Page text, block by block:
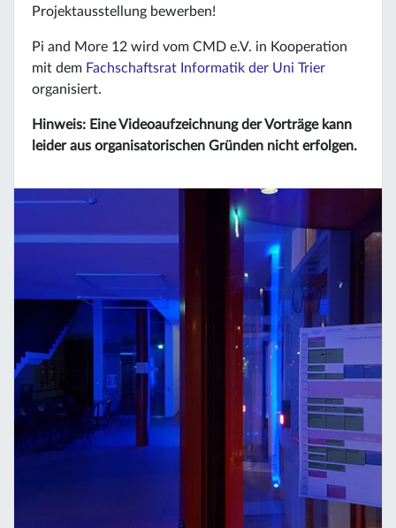
Projektausstellung bewerben!
Pi and More 12 wird vom CMD e.V. in Kooperation
mit dem Fachschaftsrat Informatik der Uni Trier
organisiert.
Hinweis: Eine Videoaufzeichnung der Vorträge kann
leider aus organisatorischen Gründen nicht erfolgen.